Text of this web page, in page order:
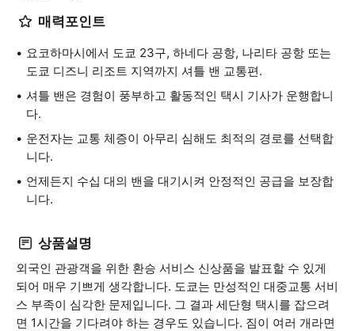
매력포인트
요코하마시에서 도쿄 23구, 하네다 공항, 나리타 공항 또는
도쿄 디즈니 리조트 지역까지 셔틀 밴 교통편.
셔틀 밴은 경험이 풍부하고 활동적인 택시 기사가 운행합니
다.
운전자는 교통 체증이 아무리 심해도 최적의 경로를 선택합
니다.
언제든지 수십 대의 밴을 대기시켜 안정적인 공급을 보장합
니다.
상품설명
외국인 관광객을 위한 환승 서비스 신상품을 발표할 수 있게
되어 매우 기쁘게 생각합니다. 도쿄는 만성적인 대중교통 서비
스 부족이 심각한 문제입니다. 그 결과 세단형 택시를 잡으려
면 1시간을 기다려야 하는 경우도 있습니다. 짐이 여러 개라면